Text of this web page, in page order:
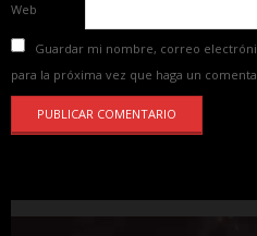
Web
Guardar mi nombre, correo
para la próxima vez que haga un
Reproductor